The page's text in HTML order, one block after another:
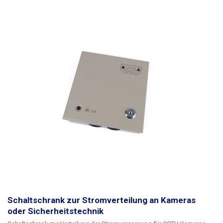
die Schalttafel auch für Sicherheitstechnik oder LEDs, die ebenfalls mit
12V DC versorgt werden.
Die Schalttafel kann auch mit
Industriestromversorgungen mit höherer Spannung verwendet werden,
jedoch ohne Anschluss an die interne Platine
(sie ist nur für 12V
ausgelegt). Die maximale Größe des eingebauten Netzteils - der Platz für
das Netzteil beträgt 110mm(B) x 54mm(H) x 280mm(T).
Schaltschrank zur Stromverteilung an Kameras
oder Sicherheitstechnik